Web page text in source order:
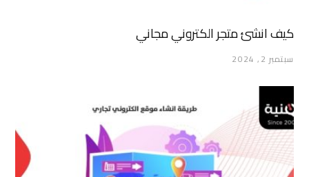
كيف انشئ متجر الكتروني مجاني
سبتمبر 2, 2024